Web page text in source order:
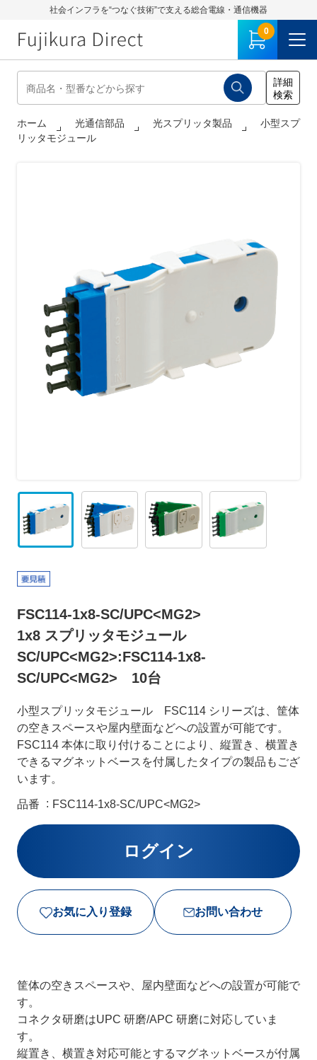
社会インフラを“つなぐ技術”で支える総合電線・通信機器
0
ホーム 光通信部品 光スプリッタ製品
小型スプ
リッタモジュール
FSC114-1x8-SC/UPC<MG2>
1x8 スプリッタモジュール
SC/UPC<MG2>:FSC114-1x8-
SC/UPC<MG2> 10台
小型スプリッタモジュール FSC114 シリーズは、筐体
の空きスペースや屋内壁面などへの設置が可能です。
FSC114 本体に取り付けることにより、縦置き、横置き
できるマグネットベースを付属したタイプの製品もござ
います。
品番 FSC114-1x8-SC/UPC<MG2>
お気に入り登録 お問い合わせ
筐体の空きスペースや、屋内壁面などへの設置が可能で
す。
コネクタ研磨はUPC 研磨/APC 研磨に対応していま
す。
縦置き、横置き対応可能とするマグネットベースが付属